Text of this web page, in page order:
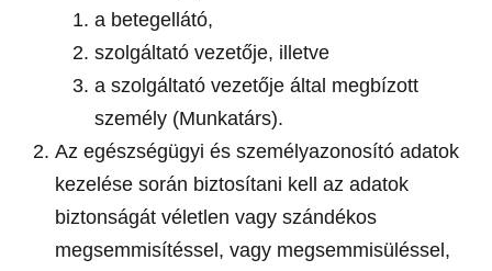
a betegellátó,
szolgáltató vezetője, illetve
a szolgáltató vezetője által megbízott
személy (Munkatárs).
Az egészségügyi és személyazonosító adatok
kezelése során biztosítani kell az adatok
biztonságát véletlen vagy szándékos
megsemmisítéssel, vagy megsemmisüléssel,